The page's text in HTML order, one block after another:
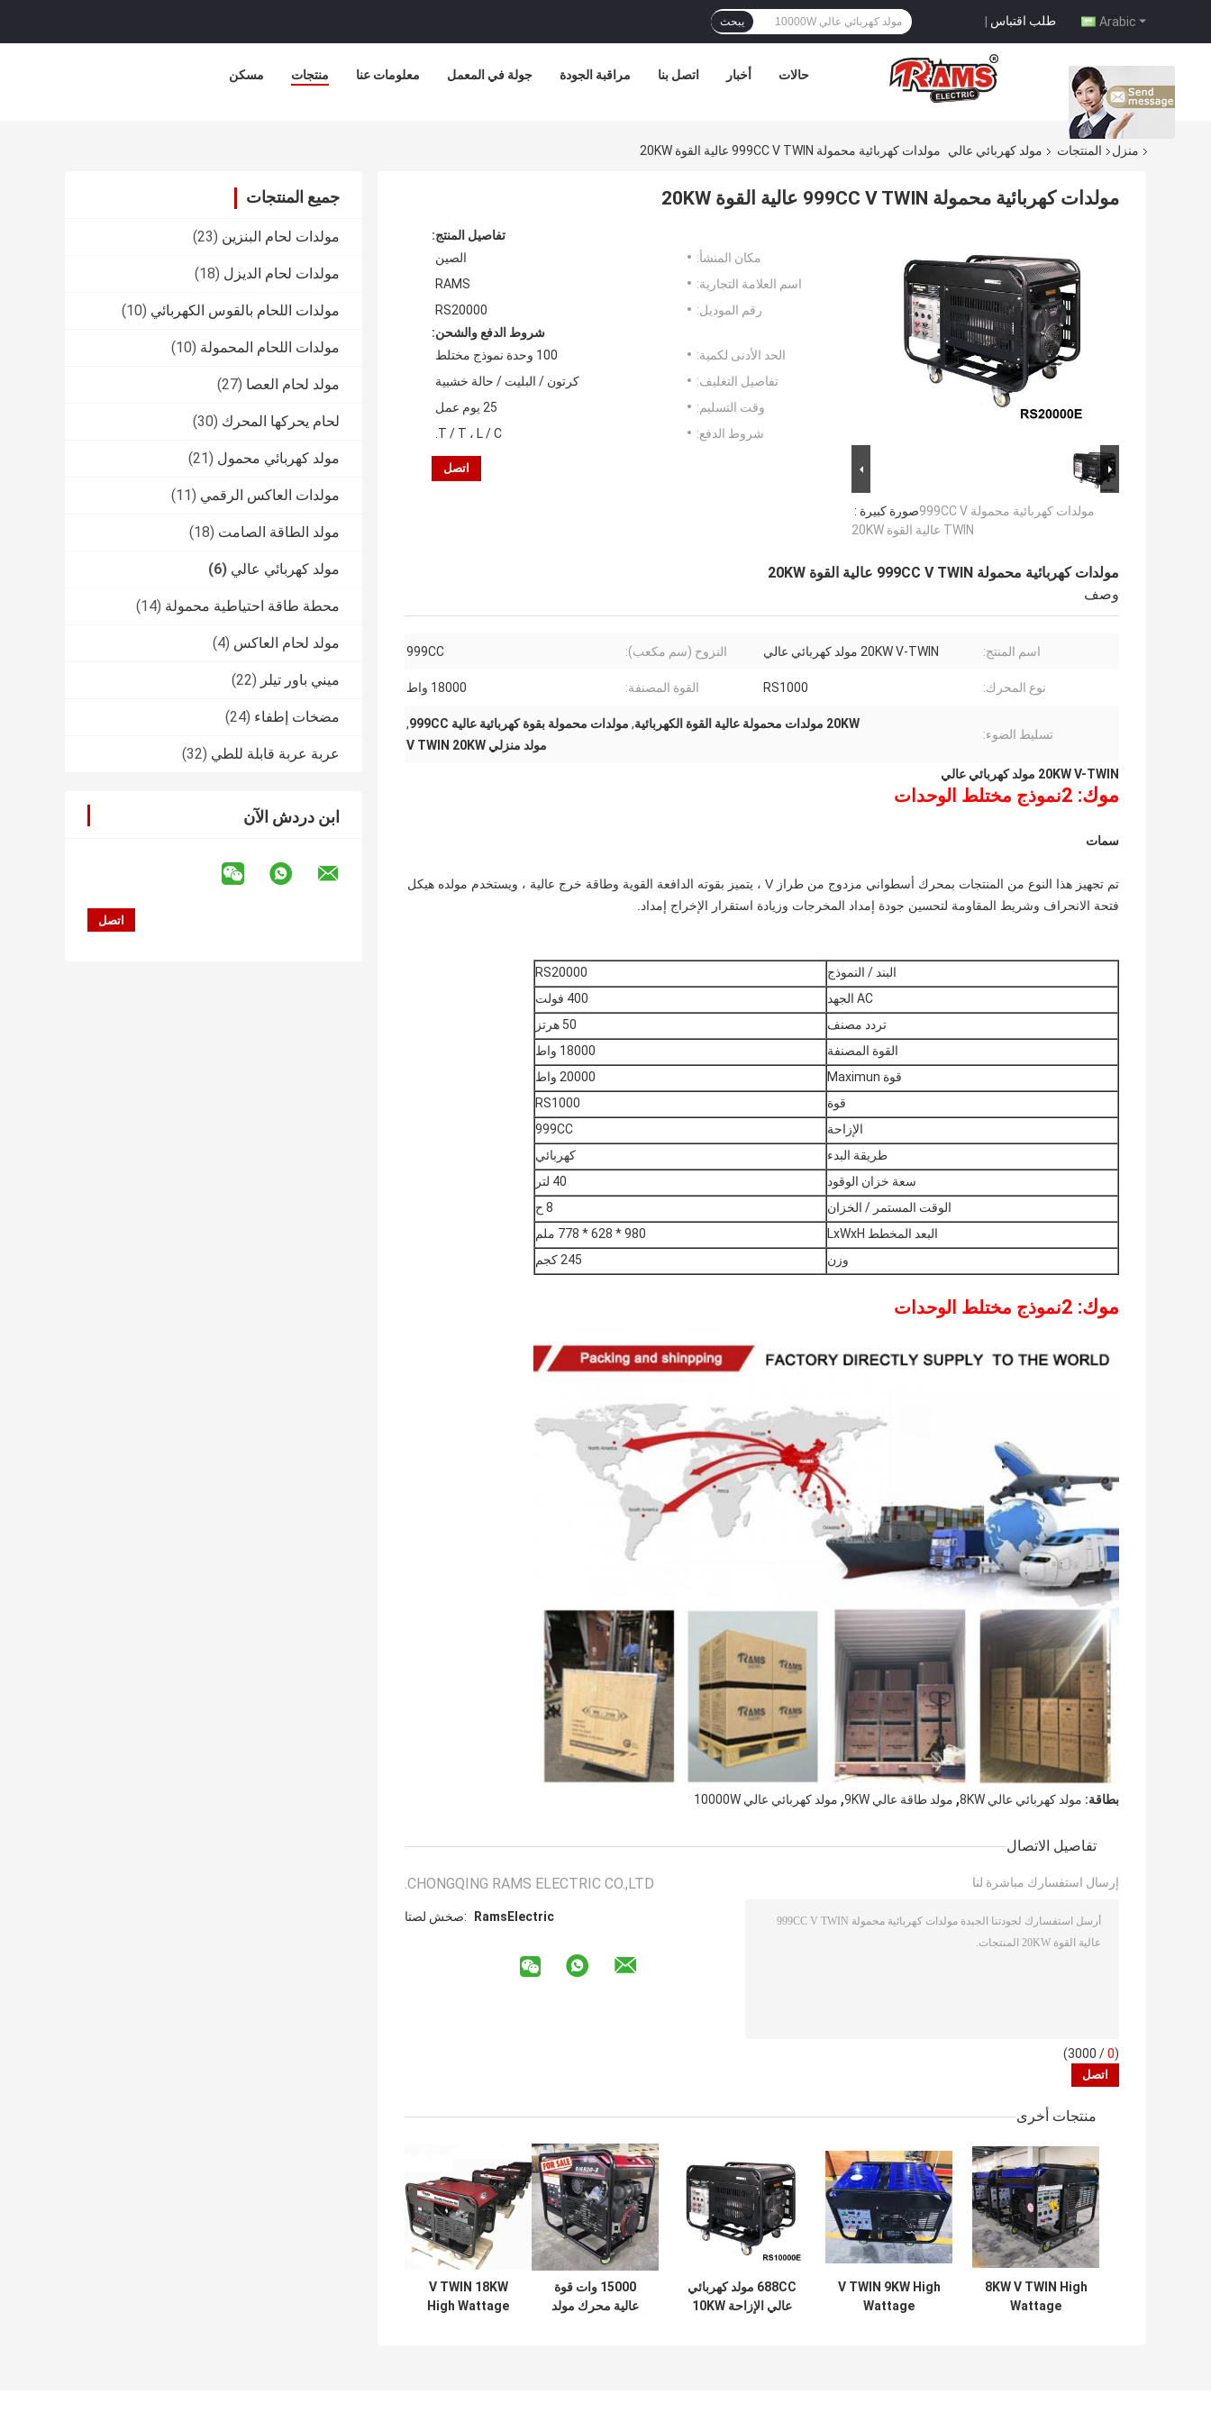
Arabic طلب اقتباس | يبحث
مسكن منتجات معلومات عنا جولة في المعمل مراقبة الجودة اتصل بنا أخبار حالات
منزل المنتجات مولد كهربائي عالي مولدات كهربائية محمولة 999CC V TWIN عالية القوة 20KW
جميع المنتجات
مولدات لحام البنزين (23)
مولدات لحام الديزل (18)
مولدات اللحام بالقوس الكهربائي (10)
مولدات اللحام المحمولة (10)
مولد لحام العصا (27)
لحام يحركها المحرك (30)
مولد كهربائي محمول (21)
مولدات العاكس الرقمي (11)
مولد الطاقة الصامت (18)
مولد كهربائي عالي (6)
محطة طاقة احتياطية محمولة (14)
مولد لحام العاكس (4)
ميني باور تيلر (22)
مضخات إطفاء (24)
عربة عربة قابلة للطي (32)
ابن دردش الآن
مولدات كهربائية محمولة 999CC V TWIN عالية القوة 20KW
صورة كبيرة :مولدات كهربائية محمولة 999CC V
TWIN عالية القوة 20KW
تفاصيل المنتج:
مكان المنشأ:
الصين
اسم العلامة التجارية:
RAMS
رقم الموديل:
RS20000
شروط الدفع والشحن:
الحد الأدنى لكمية:
100 وحدة نموذج مختلط
تفاصيل التغليف:
كرتون / البليت / حالة خشبية
وقت التسليم:
25 يوم عمل
شروط الدفع:
T / T ، L / C.
اتصل
مولدات كهربائية محمولة 999CC V TWIN عالية القوة 20KW
وصف
اسم المنتج: 20KW V-TWIN مولد كهربائي عالي النزوح (سم مكعب): 999CC
نوع المحرك: RS1000 القوة المصنفة: 18000 واط
تسليط الضوء:
20KW مولدات محمولة عالية القوة الكهربائية , مولدات محمولة بقوة كهربائية عالية 999CC
,
مولد منزلي V TWIN 20KW
20KW V-TWIN مولد كهربائي عالي
موك: 2 نموذج مختلط الوحدات
سمات
تم تجهيز هذا النوع من المنتجات بمحرك أسطواني مزدوج من طراز V ، يتميز بقوته الدافعة القوية وطاقة خرج عالية ، ويستخدم مولده هيكل
فتحة الانحراف وشريط المقاومة لتحسين جودة إمداد المخرجات وزيادة استقرار الإخراج إمداد.
البند / النموذج
RS20000
AC الجهد
400 فولت
تردد مصنف
50 هرتز
القوة المصنفة
18000 واط
قوة Maximun
20000 واط
قوة
RS1000
الإزاحة
999CC
طريقة البدء
كهربائي
سعة خزان الوقود
40 لتر
الوقت المستمر / الخزان
8 ح
البعد المخطط LxWxH
980 * 628 * 778 ملم
وزن
245 كجم
موك: 2 نموذج مختلط الوحدات
بطاقة: مولد كهربائي عالي 8KW , مولد طاقة عالي 9KW , مولد كهربائي عالي 10000W
تفاصيل الاتصال
CHONGQING RAMS ELECTRIC CO.,LTD.
اتصل شخص: RamsElectric
إرسال استفسارك مباشرة لنا
(
0
/ 3000)
منتجات أخرى
8KW V TWIN High
Wattage
V TWIN 9KW High
Wattage
688CC مولد كهربائي
عالي الإزاحة 10KW
15000 وات قوة
عالية محرك مولد
V TWIN 18KW
High Wattage